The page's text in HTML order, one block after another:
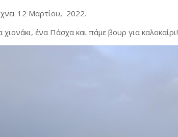
12 Μαρτίου, 2022.
ένα Πάσχα και πάμε βουρ για καλοκαίρι!